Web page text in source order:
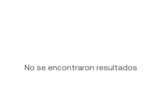
No se encontraron resultados